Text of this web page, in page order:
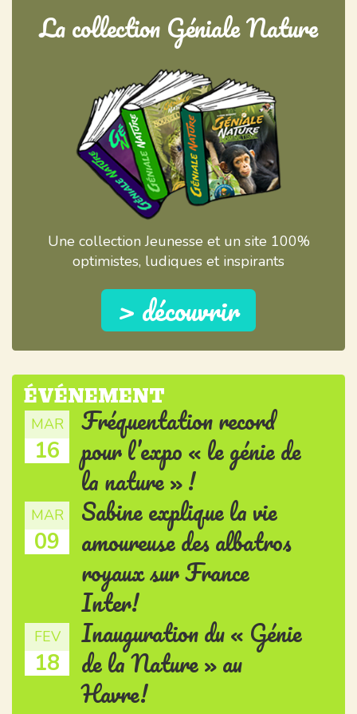
La collection Géniale Nature
Une collection Jeunesse et un site 100%
optimistes, ludiques et inspirants
> découvrir
ÉVÉNEMENT
MAR
16
Fréquentation record
pour l’expo « le génie de
la nature » !
MAR
09
Sabine explique la vie
amoureuse des albatros
royaux sur France
Inter!
FEV
18
Inauguration du « Génie
de la Nature » au
Havre!